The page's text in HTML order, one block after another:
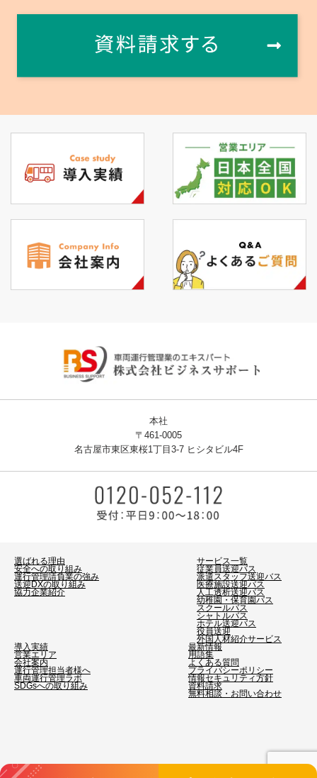
選ばれる理由
安全への取り組み
運行管理請負業の強み
送迎DXの取り組み
協力企業紹介
サービス一覧
従業員送迎バス
派遣スタッフ送迎バス
医療施設送迎バス
人工透析送迎バス
幼稚園・保育園バス
スクールバス
シャトルバス
ホテル送迎バス
役員送迎
外国人材紹介サービス
導入実績
営業エリア
会社案内
運行管理担当者様へ
車両運行管理ラボ
SDGsへの取り組み
最新情報
用語集
よくある質問
プライバシーポリシー
情報セキュリティ方針
資料請求
無料相談・お問い合わせ
本社
〒461-0005
名古屋市東区東桜1丁目3-7 ヒシタビル4F